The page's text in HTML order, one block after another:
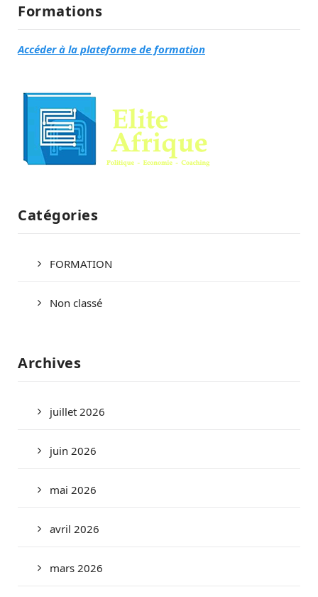
Formations
Accéder à la plateforme de formation
Catégories
FORMATION
Non classé
Archives
juillet 2026
juin 2026
mai 2026
avril 2026
mars 2026